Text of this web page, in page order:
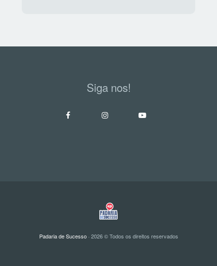
Siga nos!
Padaria de Sucesso· 2026 © Todos os direitos reservados